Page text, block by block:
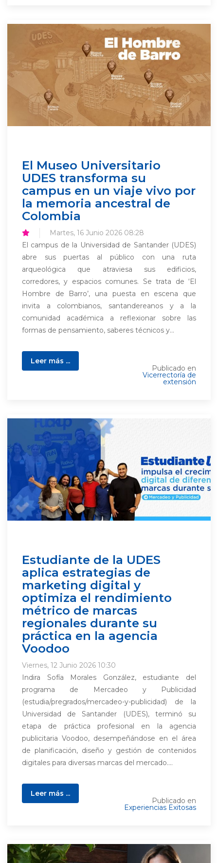
El Museo Universitario
UDES transforma su
campus en un viaje vivo por
la memoria ancestral de
Colombia
Martes, 16 Junio 2026 08:28
El campus de la Universidad de Santander (UDES)
abre sus puertas al público con una ruta
arqueológica que atraviesa sus edificios,
corredores, y espacios comunes. Se trata de ‘El
Hombre de Barro’, una puesta en escena que
invita a colombianos, santandereanos y a la
comunidad académica a reflexionar sobre las
formas de pensamiento, saberes técnicos y...
Leer más ...
Publicado en
Vicerrectoría de
extensión
Estudiante de la UDES
aplica estrategias de
marketing digital y
optimiza el rendimiento
métrico de marcas
regionales durante su
práctica en la agencia
Voodoo
Viernes, 12 Junio 2026 10:30
Indira Sofía Morales González, estudiante del
programa de Mercadeo y Publicidad
(estudia/pregrados/mercadeo-y-publicidad) de la
Universidad de Santander (UDES), terminó su
etapa de práctica profesional en la agencia
publicitaria Voodoo, desempeñándose en el área
de planificación, diseño y gestión de contenidos
digitales para diversas marcas del mercado....
Leer más ...
Publicado en
Experiencias Exitosas